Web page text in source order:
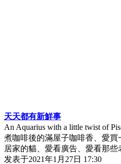
天天都有新鮮事
An Aquarius with a little twist of
煮咖啡後的滿屋子咖啡香、愛
居家的貓、愛看廣告、愛看那些
发表于2021年1月27日 17:30